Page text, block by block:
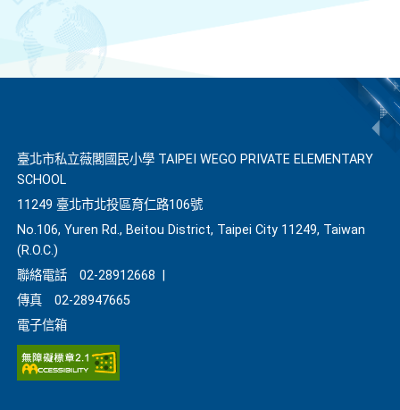
臺北市私立薇閣國民小學 TAIPEI WEGO PRIVATE ELEMENTARY
SCHOOL
11249 臺北市北投區育仁路106號
No.106, Yuren Rd., Beitou District, Taipei City 11249, Taiwan
(R.O.C.)
聯絡電話
02-28912668
傳真
02-28947665
電子信箱